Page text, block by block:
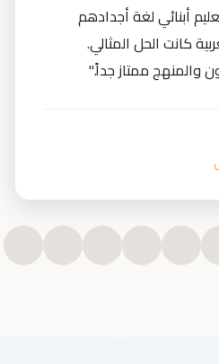
أبنائي لغة أجدادهم
كانت الحل المثالي.
ممتاز جداً."